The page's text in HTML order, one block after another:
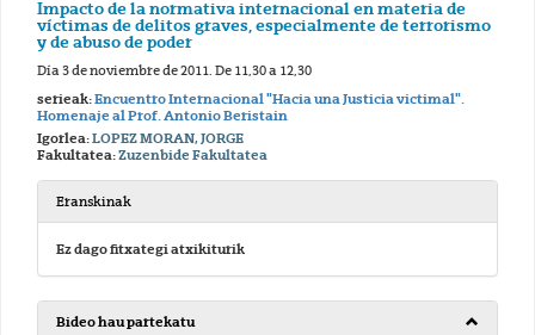
Impacto de la normativa internacional en materia de
víctimas de delitos graves, especialmente de terrorismo
y de abuso de poder
Día 3 de noviembre de 2011. De 11,30 a 12,30
serieak:Encuentro Internacional "Hacia una Justicia victimal".
Homenaje al Prof. Antonio Beristain
Igorlea:LOPEZ MORAN, JORGE
Fakultatea:Zuzenbide Fakultatea
Eranskinak
Ez dago fitxategi atxikiturik
Bideo hau partekatu